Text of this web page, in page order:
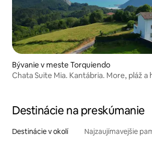
Bývanie v meste Torquiendo
Chata Suite Mia. Kantábria. More, pláž a
Destinácie na preskúmanie
Destinácie v okolí Najzaujímavejšie